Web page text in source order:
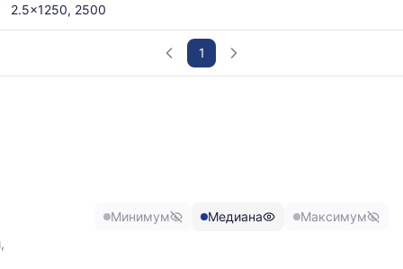
2.5x1250, 2500
1
Минимум Медиана Максимум